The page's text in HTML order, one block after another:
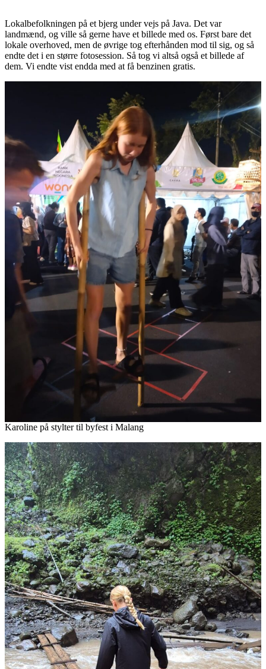
Lokalbefolkningen på et bjerg under vejs på Java. Det var
landmænd, og ville så gerne have et billede med os. Først bare det
lokale overhoved, men de øvrige tog efterhånden mod til sig, og så
endte det i en større fotosession. Så tog vi altså også et billede af
dem. Vi endte vist endda med at få benzinen gratis.
Karoline på stylter til byfest i Malang